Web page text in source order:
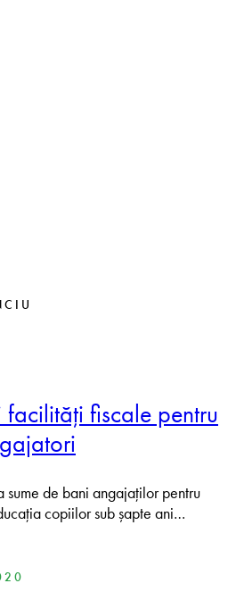
fiscale pentru
de bani angajaților pentru
copiilor sub șapte ani…